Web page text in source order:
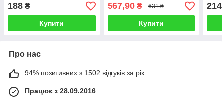
188 ₴
Купити
567,90₴ 631 ₴
Купити
214
Про нас
94% позитивних з 1502 відгуків за рік
Працює з 28.09.2016